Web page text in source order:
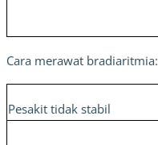
Cara merawat bradiaritmia:
Pesakit tidak stabil